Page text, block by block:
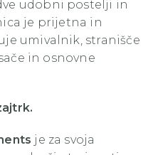
udobni postelji in
je prijetna in
umivalnik, stranišče
in osnovne
je za svoja